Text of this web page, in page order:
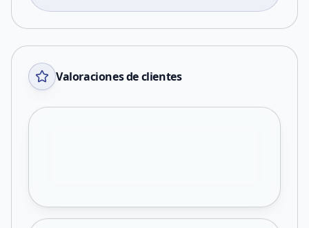
Valoraciones de clientes